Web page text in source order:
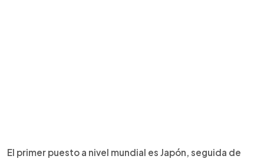
El primer puesto a nivel mundial es Japón, seguida de